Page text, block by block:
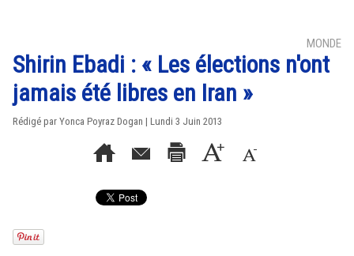
MONDE
Shirin Ebadi : « Les élections n'ont
jamais été libres en Iran »
Rédigé par Yonca Poyraz Dogan | Lundi 3 Juin 2013